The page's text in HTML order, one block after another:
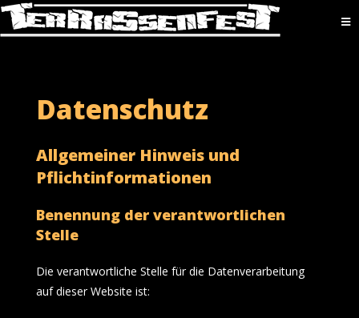
Datenschutz
Allgemeiner Hinweis und
Pflichtinformationen
Benennung der verantwortlichen
Stelle
Die verantwortliche Stelle für die Datenverarbeitung
auf dieser Website ist: